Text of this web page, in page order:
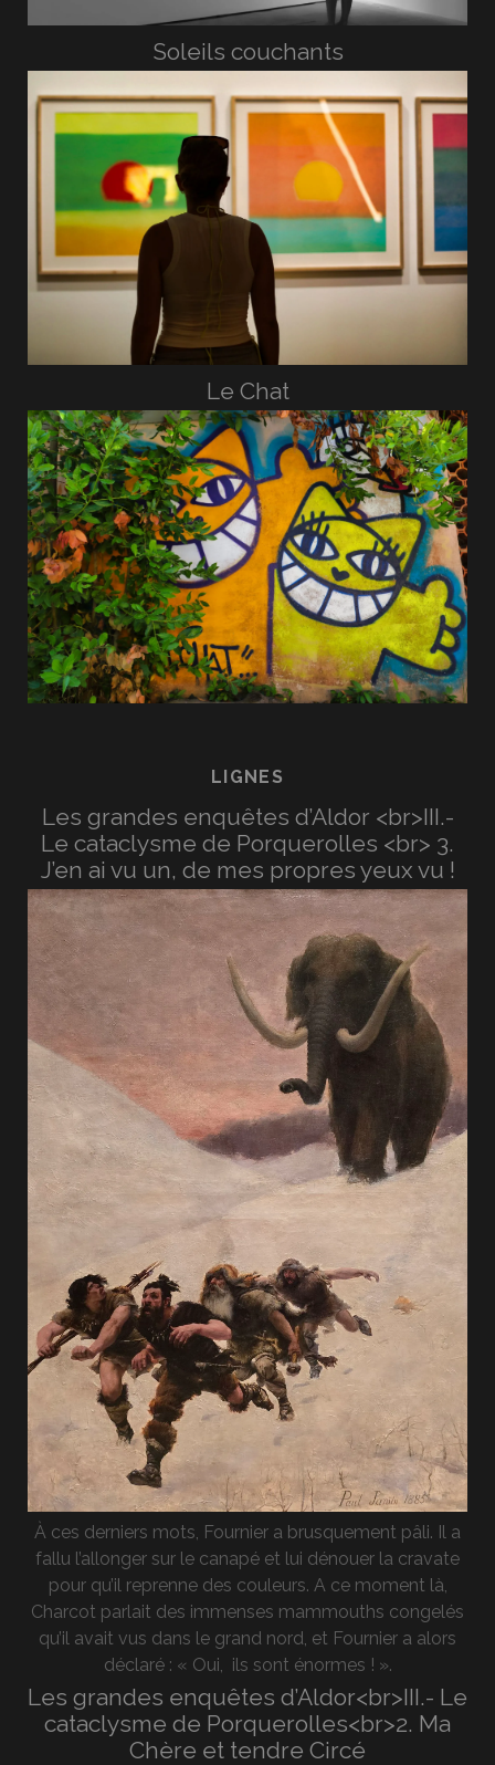
Soleils couchants
Le Chat
LIGNES
Les grandes enquêtes d’Aldor <br>III.-
Le cataclysme de Porquerolles <br> 3.
J’en ai vu un, de mes propres yeux vu !
À ces derniers mots, Fournier a brusquement pâli. Il a
fallu l’allonger sur le canapé et lui dénouer la cravate
pour qu’il reprenne des couleurs. A ce moment là,
Charcot parlait des immenses mammouths congelés
qu’il avait vus dans le grand nord, et Fournier a alors
déclaré : « Oui, ils sont énormes ! ».
Les grandes enquêtes d’Aldor<br>III.- Le
cataclysme de Porquerolles<br>2. Ma
Chère et tendre Circé